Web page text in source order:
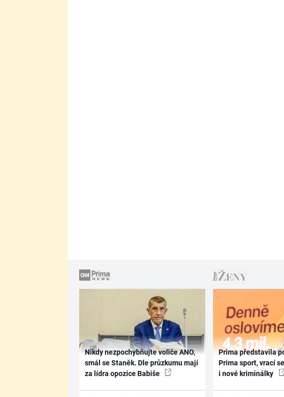
Nikdy nezpochybňujte voliče ANO,
smál se Staněk. Dle průzkumu mají
za lídra opozice Babiše
Prima představila
Prima sport, vrací
i nové kriminálky